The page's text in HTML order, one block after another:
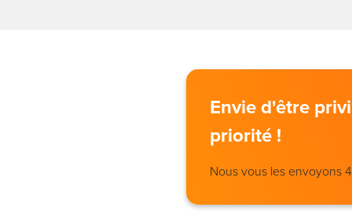
Envie d'être
priorité !
Nous vous les envoyons